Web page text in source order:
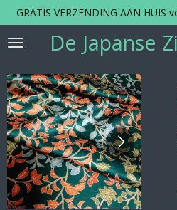
Ga
direct
naar
hoofdinhoud
De Japanse
GRATIS VERZENDING AAN HUIS